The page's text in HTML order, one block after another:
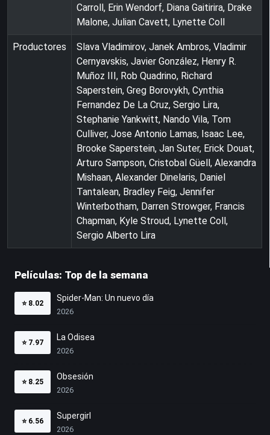
Carroll, Erin Wendorf, Diana Gaitirira, Drake
Malone, Julian Cavett, Lynette Coll
Productores
Slava Vladimirov, Janek Ambros, Vladimir
Cernyavskis, Javier González, Henry R.
Muñoz III, Rob Quadrino, Richard
Saperstein, Greg Borovykh, Cynthia
Fernandez De La Cruz, Sergio Lira,
Stephanie Yankwitt, Nando Vila, Tom
Culliver, Jose Antonio Lamas, Isaac Lee,
Brooke Saperstein, Jan Suter, Erick Douat,
Arturo Sampson, Cristobal Güell, Alexandra
Mishaan, Alexander Dinelaris, Daniel
Tantalean, Bradley Feig, Jennifer
Winterbotham, Darren Strowger, Francis
Chapman, Kyle Stroud, Lynette Coll,
Sergio Alberto Lira
Películas: Top de la semana
⭐ 8.02
Spider-Man: Un nuevo día
2026
⭐ 7.97
La Odisea
2026
⭐ 8.25
Obsesión
2026
⭐ 6.56
Supergirl
2026